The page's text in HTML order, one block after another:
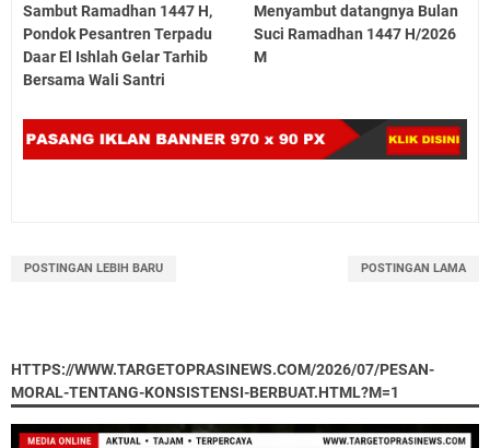
Sambut Ramadhan 1447 H,
Pondok Pesantren Terpadu
Daar El Ishlah Gelar Tarhib
Bersama Wali Santri
Menyambut datangnya Bulan
Suci Ramadhan 1447 H/2026
M
POSTINGAN LEBIH BARU POSTINGAN LAMA
HTTPS://WWW.TARGETOPRASINEWS.COM/2026/07/PESAN-
MORAL-TENTANG-KONSISTENSI-BERBUAT.HTML?M=1